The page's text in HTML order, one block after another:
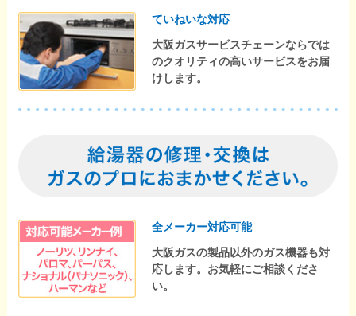
ていねいな対応
大阪ガスサービスチェーンならでは
のクオリティの高いサービスをお届
けします。
全メーカー対応可能
大阪ガスの製品以外のガス機器も対
応します。お気軽にご相談くださ
い。